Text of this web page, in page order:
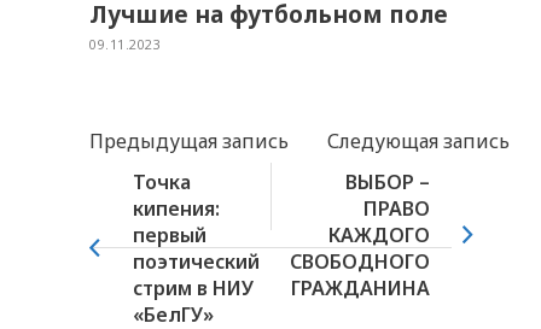
Лучшие на футбольном поле
09.11.2023
Предыдущая запись
Следующая запись
Точка
кипения:
первый
поэтический
стрим в НИУ
«БелГУ»
ВЫБОР –
ПРАВО
КАЖДОГО
СВОБОДНОГО
ГРАЖДАНИНА